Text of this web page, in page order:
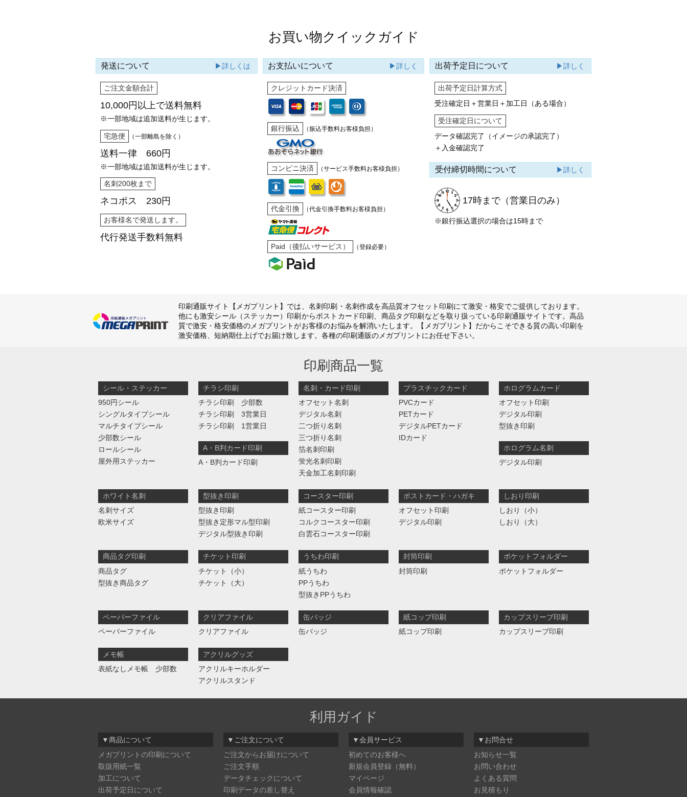
お買い物クイックガイド
発送について ▶詳しくは
ご注文金額合計
10,000円以上で送料無料
※一部地域は追加送料が生じます。
宅急便 （一部離島を除く）
送料一律 660円
※一部地域は追加送料が生じます。
名刺200枚まで
ネコポス 230円
お客様名で発送します。
代行発送手数料無料
お支払いについて ▶詳しく
クレジットカード決済
銀行振込 （振込手数料お客様負担）
コンビニ決済 （サービス手数料お客様負担）
代金引換 （代金引換手数料お客様負担）
Paid（後払いサービス） （登録必要）
出荷予定日について ▶詳しく
出荷予定日計算方式
受注確定日＋営業日＋加工日（ある場合）
受注確定日について
データ確認完了（イメージの承認完了）
＋入金確認完了
受付締切時間について ▶詳しく
17時まで（営業日のみ）
※銀行振込選択の場合は15時まで
印刷通販サイト【メガプリント】では、名刺印刷・名刺作成を高品質オフセット印刷にて激安・格安でご提供しております。
他にも激安シール（ステッカー）印刷からポストカード印刷、商品タグ印刷などを取り扱っている印刷通販サイトです。高品
質で激安・格安価格のメガプリントがお客様のお悩みを解消いたします。【メガプリント】だからこそできる質の高い印刷を
激安価格、短納期仕上げでお届け致します。各種の印刷通販のメガプリントにお任せ下さい。
印刷商品一覧
シール・ステッカー
950円シール
シングルタイプシール
マルチタイプシール
少部数シール
ロールシール
屋外用ステッカー
チラシ印刷
チラシ印刷 少部数
チラシ印刷 3営業日
チラシ印刷 1営業日
A・B判カード印刷
A・B判カード印刷
名刺・カード印刷
オフセット名刺
デジタル名刺
二つ折り名刺
三つ折り名刺
箔名刺印刷
蛍光名刺印刷
天金加工名刺印刷
プラスチックカード
PVCカード
PETカード
デジタルPETカード
IDカード
ホログラムカード
オフセット印刷
デジタル印刷
型抜き印刷
ホログラム名刺
デジタル印刷
ホワイト名刺
名刺サイズ
欧米サイズ
型抜き印刷
型抜き印刷
型抜き定形マル型印刷
デジタル型抜き印刷
コースター印刷
紙コースター印刷
コルクコースター印刷
白雲石コースター印刷
ポストカード・ハガキ
オフセット印刷
デジタル印刷
しおり印刷
しおり（小）
しおり（大）
商品タグ印刷
商品タグ
型抜き商品タグ
チケット印刷
チケット（小）
チケット（大）
うちわ印刷
紙うちわ
PPうちわ
型抜きPPうちわ
封筒印刷
封筒印刷
ポケットフォルダー
ポケットフォルダー
ペーパーファイル
ペーパーファイル
クリアファイル
クリアファイル
缶バッジ
缶バッジ
紙コップ印刷
紙コップ印刷
カップスリーブ印刷
カップスリーブ印刷
メモ帳
表紙なしメモ帳 少部数
アクリルグッズ
アクリルキーホルダー
アクリルスタンド
利用ガイド
▼商品について
メガプリントの印刷について
取扱用紙一覧
加工について
出荷予定日について
▼ご注文について
ご注文からお届けについて
ご注文手順
データチェックについて
印刷データの差し替え
▼会員サービス
初めてのお客様へ
新規会員登録（無料）
マイページ
会員情報確認
▼お問合せ
お知らせ一覧
お問い合わせ
よくある質問
お見積もり